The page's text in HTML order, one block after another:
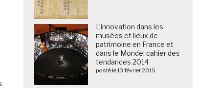
L’innovation dans les
musées et lieux de
patrimoine en France et
dans le Monde: cahier des
tendances 2014
posté le 13 février 2015